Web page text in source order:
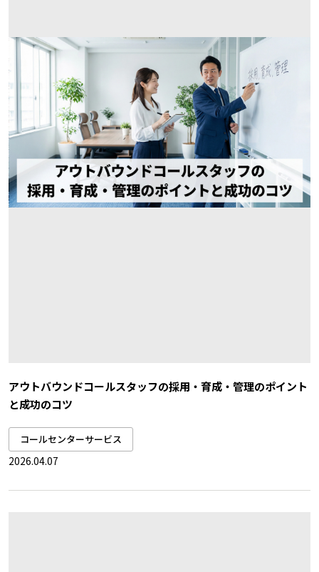
アウトバウンドコールスタッフの採用・育成・管理のポイント
と成功のコツ
コールセンターサービス
2026.04.07